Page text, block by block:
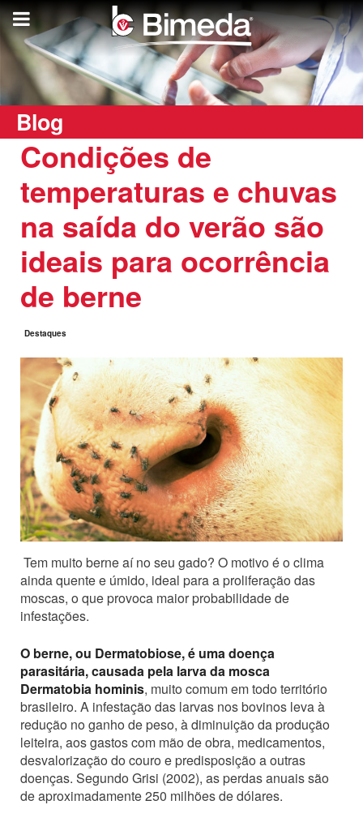
Blog
Condições de
temperaturas e chuvas
na saída do verão são
ideais para ocorrência
de berne
Destaques
Tem muito berne aí no seu gado? O motivo é o clima
ainda quente e úmido, ideal para a proliferação das
moscas, o que provoca maior probabilidade de
infestações.
O berne, ou Dermatobiose, é uma doença
parasitária, causada pela larva da mosca
Dermatobia hominis, muito comum em todo território
brasileiro. A infestação das larvas nos bovinos leva à
redução no ganho de peso, à diminuição da produção
leiteira, aos gastos com mão de obra, medicamentos,
desvalorização do couro e predisposição a outras
doenças. Segundo Grisi (2002), as perdas anuais são
de aproximadamente 250 milhões de dólares.